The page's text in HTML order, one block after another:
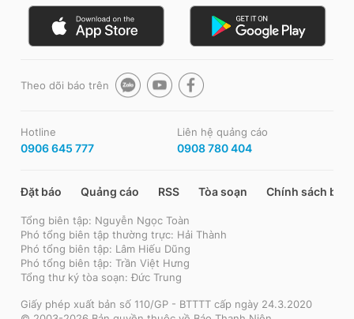
Theo dõi báo trên
Hotline
0906 645 777
Liên hệ quảng cáo
0908 780 404
Đặt báo Quảng cáo RSS Tòa soạn Chính sách bảo
Tổng biên tập: Nguyễn Ngọc Toàn
Phó tổng biên tập thường trực: Hải Thành
Phó tổng biên tập: Lâm Hiếu Dũng
Phó tổng biên tập: Trần Việt Hưng
Tổng thư ký tòa soạn: Đức Trung
Giấy phép xuất bản số 110/GP - BTTTT cấp ngày 24.3.2020